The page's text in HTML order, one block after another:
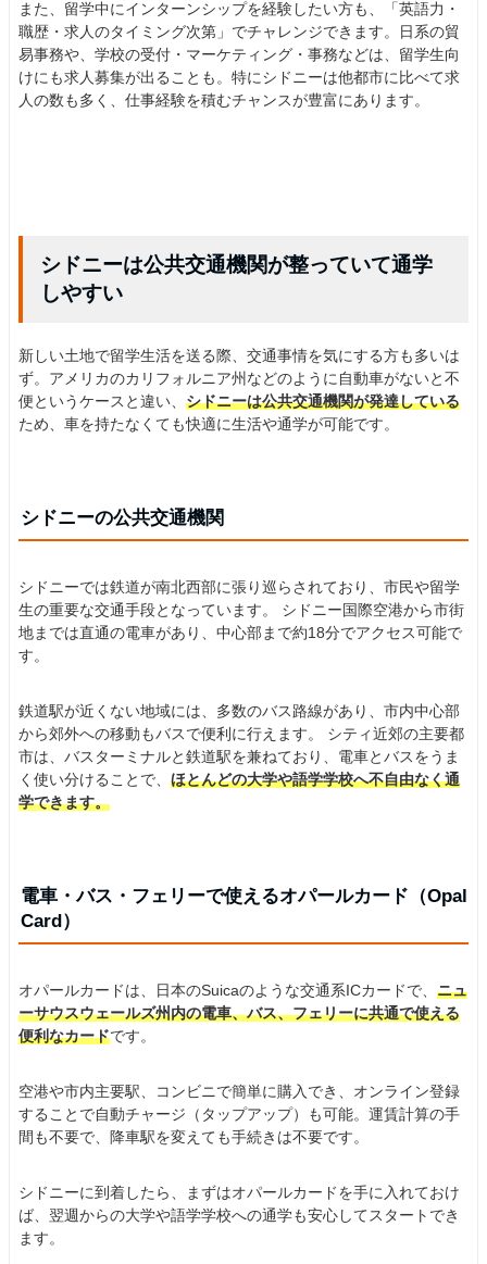
また、留学中にインターンシップを経験したい方も、「英語力・
職歴・求人のタイミング次第」でチャレンジできます。日系の貿
易事務や、学校の受付・マーケティング・事務などは、留学生向
けにも求人募集が出ることも。特にシドニーは他都市に比べて求
人の数も多く、仕事経験を積むチャンスが豊富にあります。
シドニーは公共交通機関が整っていて通学
しやすい
新しい土地で留学生活を送る際、交通事情を気にする方も多いは
ず。アメリカのカリフォルニア州などのように自動車がないと不
便というケースと違い、 シドニーは公共交通機関が発達している
ため、車を持たなくても快適に生活や通学が可能です。
シドニーの公共交通機関
シドニーでは鉄道が南北西部に張り巡らされており、市民や留学
生の重要な交通手段となっています。 シドニー国際空港から市街
地までは直通の電車があり、中心部まで約18分でアクセス可能で
す。
鉄道駅が近くない地域には、多数のバス路線があり、市内中心部
から郊外への移動もバスで便利に行えます。 シティ近郊の主要都
市は、バスターミナルと鉄道駅を兼ねており、電車とバスをうま
く使い分けることで、 ほとんどの大学や語学学校へ不自由なく通
学できます。
電車・バス・フェリーで使えるオパールカード（Opal
Card）
オパールカードは、日本のSuicaのような交通系ICカードで、 ニュ
ーサウスウェールズ州内の電車、バス、フェリーに共通で使える
便利なカードです。
空港や市内主要駅、コンビニで簡単に購入でき、オンライン登録
することで自動チャージ（タップアップ）も可能。運賃計算の手
間も不要で、降車駅を変えても手続きは不要です。
シドニーに到着したら、まずはオパールカードを手に入れておけ
ば、翌週からの大学や語学学校への通学も安心してスタートでき
ます。